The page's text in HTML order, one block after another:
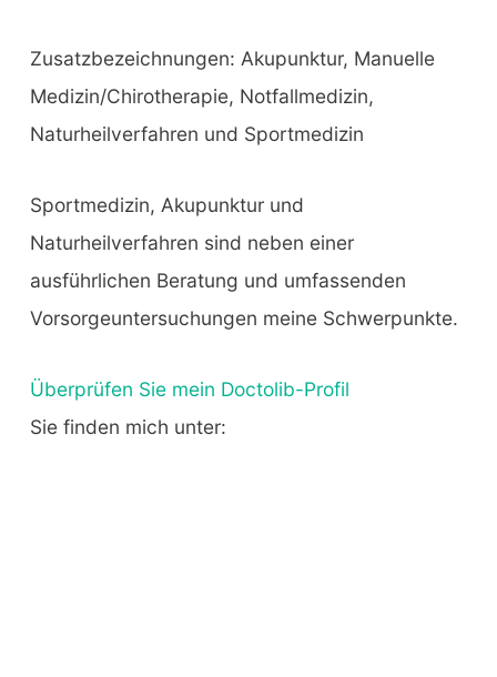
Zusatzbezeichnungen: Akupunktur, Manuelle
Medizin/Chirotherapie, Notfallmedizin,
Naturheilverfahren und Sportmedizin
Sportmedizin, Akupunktur und
Naturheilverfahren sind neben einer
ausführlichen Beratung und umfassenden
Vorsorgeuntersuchungen meine Schwerpunkte.
Überprüfen Sie mein Doctolib-Profil
Sie finden mich unter: